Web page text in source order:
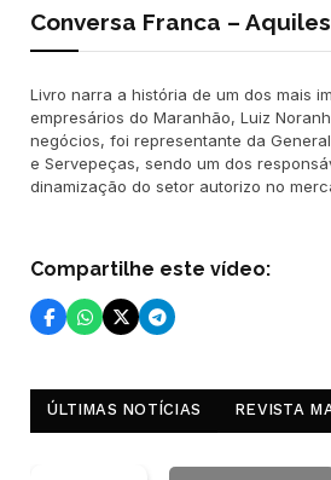
Conversa Franca –
Livro narra a história de um dos mais
empresários do Maranhão, Luiz
negócios, foi representante da
e Servepeças, sendo um dos
dinamização do setor autorizo no
Compartilhe este vídeo:
ÚLTIMAS NOTÍCIAS REVISTA